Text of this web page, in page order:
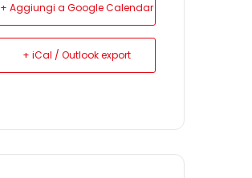
+ Aggiungi a Google Calendar
+ iCal / Outlook export